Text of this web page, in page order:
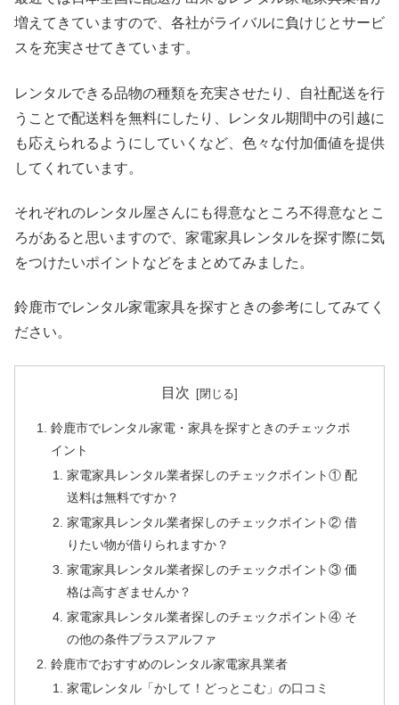
増えてきていますので、各社がライバルに負けじとサービ
スを充実させてきています。
レンタルできる品物の種類を充実させたり、自社配送を行
うことで配送料を無料にしたり、レンタル期間中の引越に
も応えられるようにしていくなど、色々な付加価値を提供
してくれています。
それぞれのレンタル屋さんにも得意なところ不得意なとこ
ろがあると思いますので、家電家具レンタルを探す際に気
をつけたいポイントなどをまとめてみました。
鈴鹿市でレンタル家電家具を探すときの参考にしてみてく
ださい。
目次
鈴鹿市でレンタル家電・家具を探すときのチェックポ
イント
家電家具レンタル業者探しのチェックポイント① 配
送料は無料ですか？
家電家具レンタル業者探しのチェックポイント② 借
りたい物が借りられますか？
家電家具レンタル業者探しのチェックポイント③ 価
格は高すぎませんか？
家電家具レンタル業者探しのチェックポイント④ そ
の他の条件プラスアルファ
鈴鹿市でおすすめのレンタル家電家具業者
家電レンタル「かして！どっとこむ」の口コミ